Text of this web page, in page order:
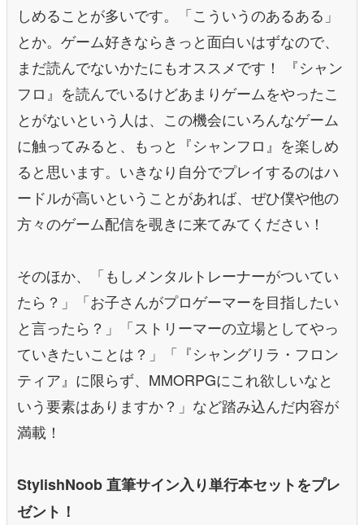
しめることが多いです。「こういうのあるある」
とか。ゲーム好きならきっと面白いはずなので、
まだ読んでないかたにもオススメです！ 『シャン
フロ』を読んでいるけどあまりゲームをやったこ
とがないという人は、この機会にいろんなゲーム
に触ってみると、もっと『シャンフロ』を楽しめ
ると思います。いきなり自分でプレイするのはハ
ードルが高いということがあれば、ぜひ僕や他の
方々のゲーム配信を覗きに来てみてください！
そのほか、「もしメンタルトレーナーがついてい
たら？」「お子さんがプロゲーマーを目指したい
と言ったら？」「ストリーマーの立場としてやっ
ていきたいことは？」「『シャングリラ・フロン
ティア』に限らず、MMORPGにこれ欲しいなと
いう要素はありますか？」など踏み込んだ内容が
満載！
StylishNoob 直筆サイン入り単行本セットをプレ
ゼント！